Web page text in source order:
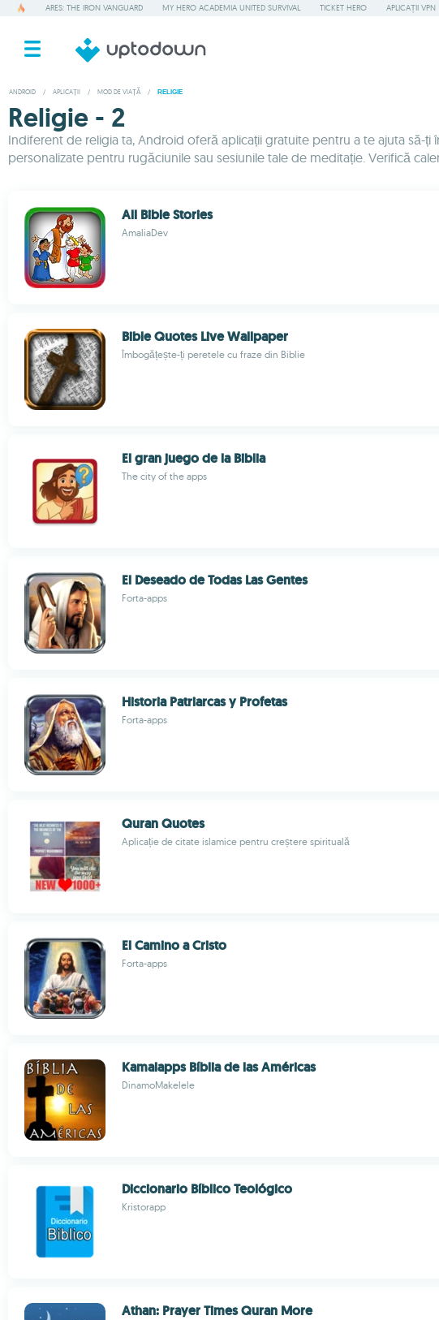
ARES: THE IRON VANGUARD MY HERO ACADEMIA UNITED SURVIVAL TICKET HERO APLICAȚII VPN
ANDROID / APLICAȚII / MOD DE VIAȚĂ / RELIGIE
Religie - 2
Indiferent de religia ta, Android oferă aplicații gratuite pentru a te ajuta să-
personalizate pentru rugăciunile sau sesiunile tale de meditație. Verifică
All Bible Stories
AmaliaDev
Bible Quotes Live Wallpaper
Îmbogățește-ți peretele cu fraze din Biblie
El gran juego de la Biblia
The city of the apps
El Deseado de Todas Las Gentes
Forta-apps
Historia Patriarcas y Profetas
Forta-apps
Quran Quotes
Aplicație de citate islamice pentru creștere spirituală
El Camino a Cristo
Forta-apps
Kamalapps Bíblia de las Américas
DinamoMakelele
Diccionario Bíblico Teológico
Kristorapp
Athan: Prayer Times Quran More